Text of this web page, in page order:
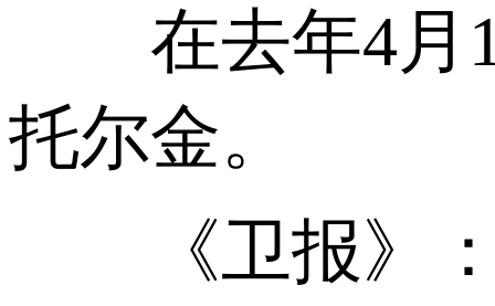
在去年4月19
托尔金。
《卫报》：